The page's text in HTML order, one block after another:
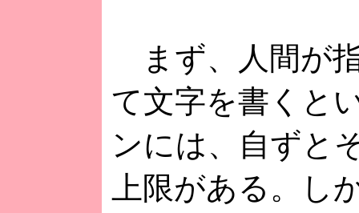
まず、人間が
て文字を書くと
ンには、自ずと
上限がある。し